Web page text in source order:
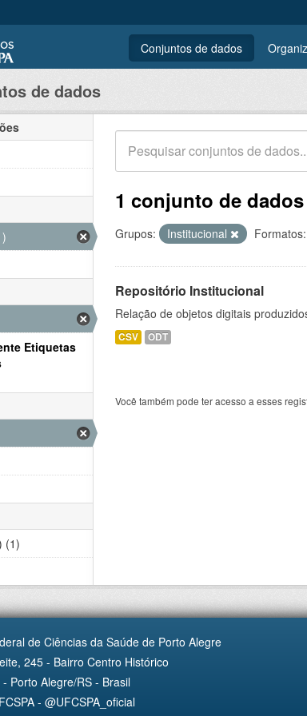
Conjuntos de dados
de dados
1 conjunto de
Grupos: Institucional Formatos:
Repositório Institucional
Relação de objetos digitais
CSV ODT
Você também pode ter acesso a esses
Etiquetas
(1)
de Ciências da Saúde de Porto Alegre
245 - Bairro Centro Histórico
Porto Alegre/RS - Brasil
- @UFCSPA_oficial